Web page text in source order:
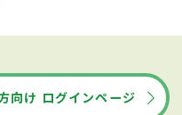
向け ログインページ